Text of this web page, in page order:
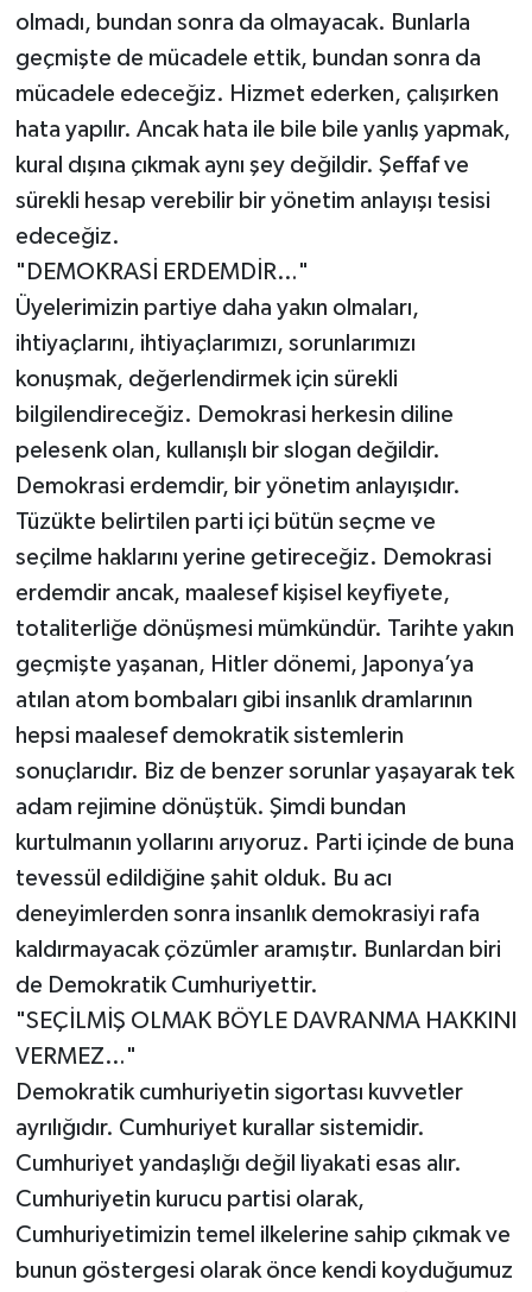
olmadı, bundan sonra da olmayacak. Bunlarla
geçmişte de mücadele ettik, bundan sonra da
mücadele edeceğiz. Hizmet ederken, çalışırken
hata yapılır. Ancak hata ile bile bile yanlış yapmak,
kural dışına çıkmak aynı şey değildir. Şeffaf ve
sürekli hesap verebilir bir yönetim anlayışı tesisi
edeceğiz.
"DEMOKRASİ ERDEMDİR…"
Üyelerimizin partiye daha yakın olmaları,
ihtiyaçlarını, ihtiyaçlarımızı, sorunlarımızı
konuşmak, değerlendirmek için sürekli
bilgilendireceğiz. Demokrasi herkesin diline
pelesenk olan, kullanışlı bir slogan değildir.
Demokrasi erdemdir, bir yönetim anlayışıdır.
Tüzükte belirtilen parti içi bütün seçme ve
seçilme haklarını yerine getireceğiz. Demokrasi
erdemdir ancak, maalesef kişisel keyfiyete,
totaliterliğe dönüşmesi mümkündür. Tarihte yakın
geçmişte yaşanan, Hitler dönemi, Japonya’ya
atılan atom bombaları gibi insanlık dramlarının
hepsi maalesef demokratik sistemlerin
sonuçlarıdır. Biz de benzer sorunlar yaşayarak tek
adam rejimine dönüştük. Şimdi bundan
kurtulmanın yollarını arıyoruz. Parti içinde de buna
tevessül edildiğine şahit olduk. Bu acı
deneyimlerden sonra insanlık demokrasiyi rafa
kaldırmayacak çözümler aramıştır. Bunlardan biri
de Demokratik Cumhuriyettir.
"SEÇİLMİŞ OLMAK BÖYLE DAVRANMA HAKKINI
VERMEZ…"
Demokratik cumhuriyetin sigortası kuvvetler
ayrılığıdır. Cumhuriyet kurallar sistemidir.
Cumhuriyet yandaşlığı değil liyakati esas alır.
Cumhuriyetin kurucu partisi olarak,
Cumhuriyetimizin temel ilkelerine sahip çıkmak ve
bunun göstergesi olarak önce kendi koyduğumuz